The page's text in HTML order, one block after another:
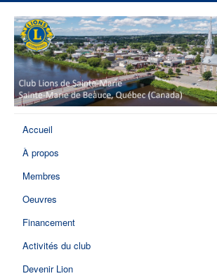
Accueil
À propos
Membres
Oeuvres
Financement
Activités du club
Devenir Lion